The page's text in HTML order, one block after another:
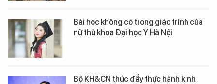
Bài học không có trong giáo trình của
nữ thủ khoa Đại học Y Hà Nội
Bộ KH&CN thúc đẩy thực hành kinh